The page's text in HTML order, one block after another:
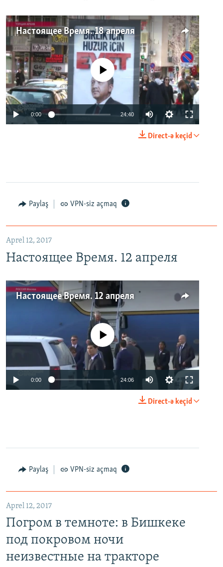
Настоящее Время. 18 апреля
No media source currently available
0:00 24:40
Direct-ə keçid
Paylaş VPN-siz açmaq
Aprel 12, 2017
Настоящее Время. 12 апреля
Настоящее Время. 12 апреля
No media source currently available
0:00 24:06
Direct-ə keçid
Paylaş VPN-siz açmaq
Aprel 12, 2017
Погром в темноте: в Бишкеке
под покровом ночи
неизвестные на тракторе